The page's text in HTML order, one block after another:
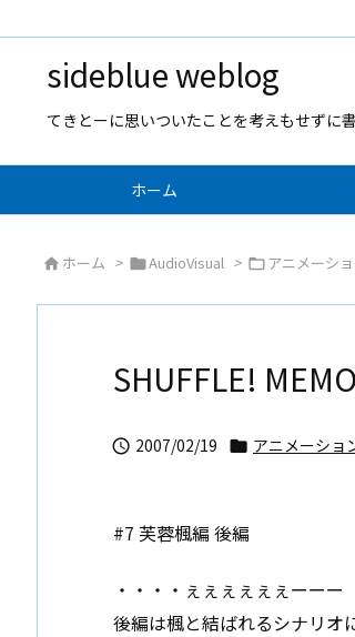
sideblue weblog
てきとーに思いついたことを考えもせずに
ホーム
 ホーム > AudioVisual > アニメーシ
SHUFFLE!
 2007/02/19  アニメーショ
#7 芙蓉楓編 後編
・・・・ぇぇぇぇぇぇーーー
後編は楓と結ばれるシナリオ